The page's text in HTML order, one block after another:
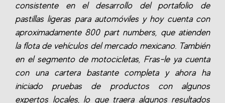
consistente en el desarrollo del portafolio de
pastillas ligeras para automóviles y hoy cuenta con
aproximadamente 800 part numbers, que atienden
la flota de vehículos del mercado mexicano. También
en el segmento de motocicletas, Fras-le ya cuenta
con una cartera bastante completa y ahora ha
iniciado pruebas de productos con algunos
expertos locales, lo que traera algunos resultados